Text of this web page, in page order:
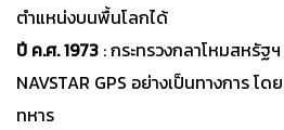
ตำแหน่งบนพื้นโลกได้
ปี ค.ศ. 1973 : กระทรวงกลาโหมสหรัฐ
NAVSTAR GPS อย่างเป็นทางการ โด
ทหาร